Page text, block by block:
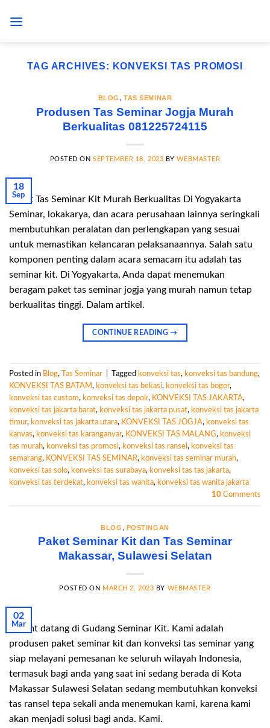
TAG ARCHIVES: KONVEKSI TAS PROMOSI
BLOG,TAS SEMINAR
Produsen Tas Seminar Jogja Murah
Berkualitas 081225724115
POSTED ONSEPTEMBER 18, 2023 BYWEBMASTER
18
Sep
Paket Tas Seminar Kit Murah Berkualitas Di Yogyakarta
Seminar, lokakarya, dan acara perusahaan lainnya seringkali
membutuhkan peralatan dan perlengkapan yang sesuai
untuk memastikan kelancaran pelaksanaannya. Salah satu
komponen penting dalam acara semacam itu adalah tas
seminar kit. Di Yogyakarta, Anda dapat menemukan
beragam paket tas seminar jogja yang murah namun tetap
berkualitas tinggi. Dalam artikel.
CONTINUE READING→
Posted in Blog, Tas Seminar Tagged konveksi tas, konveksi tas bandung,
KONVEKSI TAS BATAM, konveksi tas bekasi, konveksi tas bogor,
konveksi tas custom, konveksi tas depok, KONVEKSI TAS JAKARTA,
konveksi tas jakarta barat, konveksi tas jakarta pusat, konveksi tas jakarta
timur, konveksi tas jakarta utara, KONVEKSI TAS JOGJA, konveksi tas
kanvas, konveksi tas karanganyar, KONVEKSI TAS MALANG, konveksi
tas murah, konveksi tas promosi, konveksi tas ransel , konveksi tas
semarang, KONVEKSI TAS SEMINAR, konveksi tas seminar murah,
konveksi tas solo, konveksi tas surabaya, konveksi tas tas jakarta,
konveksi tas terdekat, konveksi tas wanita, konveksi tas wanita jakarta
10 Comments
BLOG, POSTINGAN
Paket Seminar Kit dan Tas Seminar
Makassar, Sulawesi Selatan
POSTED ON MARCH 2, 2023 BY WEBMASTER
02
Mar
Selamt datang di Gudang Seminar Kit. Kami adalah
produsen paket seminar kit dan konveksi tas seminar yang
siap melayani pemesanan ke seluruh wilayah Indonesia,
termasuk bagi anda yang saat ini sedang berada di Kota
Makassar Sulawesi Selatan sedang membutuhkan konveksi
tas ransel tepa sekali anda menemukan kami, karena kami
akan menjadi solusi bagi anda. Kami.